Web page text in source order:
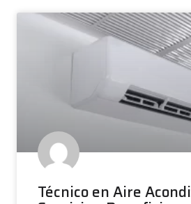
Técnico en Aire